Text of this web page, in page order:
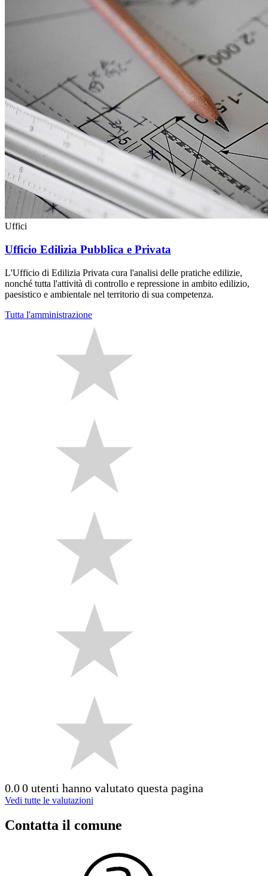
Uffici
Ufficio Edilizia Pubblica e Privata
L'Ufficio di Edilizia Privata cura l'analisi delle pratiche edilizie,
nonché tutta l'attività di controllo e repressione in ambito edilizio,
paesistico e ambientale nel territorio di sua competenza.
Tutta l'amministrazione
0.00 utenti hanno valutato questa pagina
Vedi tutte le valutazioni
Contatta il comune